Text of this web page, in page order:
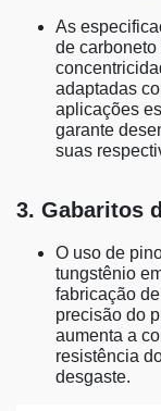
As
de
adaptadas
aplicações
garante
suas
3. Gabaritos
O uso de
tungstênio
fabricação
precisão do
aumenta a
resistência
desgaste.